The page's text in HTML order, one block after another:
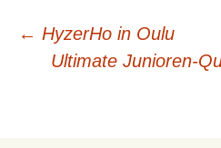
← HyzerHo in Oulu
Ultimate Junioren-